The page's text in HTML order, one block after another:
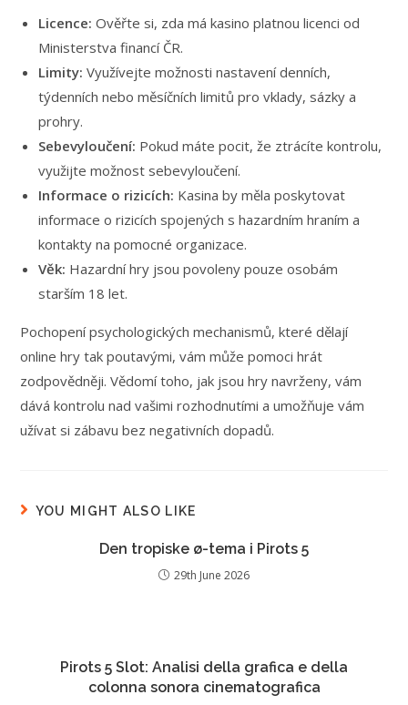
Licence: Ověřte si, zda má kasino platnou licenci od
Ministerstva financí ČR.
Limity: Využívejte možnosti nastavení denních,
týdenních nebo měsíčních limitů pro vklady, sázky a
prohry.
Sebevyloučení: Pokud máte pocit, že ztrácíte kontrolu,
využijte možnost sebevyloučení.
Informace o rizicích: Kasina by měla poskytovat
informace o rizicích spojených s hazardním hraním a
kontakty na pomocné organizace.
Věk: Hazardní hry jsou povoleny pouze osobám
starším 18 let.
Pochopení psychologických mechanismů, které dělají
online hry tak poutavými, vám může pomoci hrát
zodpovědněji. Vědomí toho, jak jsou hry navrženy, vám
dává kontrolu nad vašimi rozhodnutími a umožňuje vám
užívat si zábavu bez negativních dopadů.
YOU MIGHT ALSO LIKE
Den tropiske ø-tema i Pirots 5
29th June 2026
Pirots 5 Slot: Analisi della grafica e della
colonna sonora cinematografica